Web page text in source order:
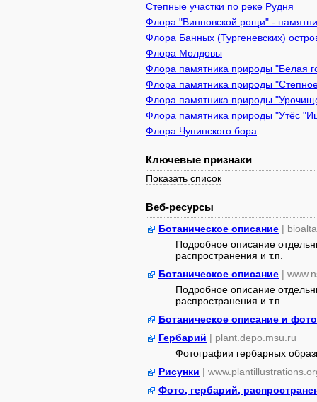
Степные участки по реке Рудня
Флора "Винновской рощи" -
Флора Банных (Тургеневских)
Флора Молдовы
Флора памятника природы "Белая
Флора памятника природы
Флора памятника природы
Флора памятника природы "Утёс
Флора Чупинского бора
Ключевые признаки
Показать список
Веб-ресурсы
Ботаническое описание |
Подробное описание
распространения и т.п.
Ботаническое описание |
Подробное описание
распространения и т.п.
Ботаническое описание и фото
Гербарий | plant.depo.msu.ru
Фотографии гербарных
Рисунки |
Фото, гербарий,